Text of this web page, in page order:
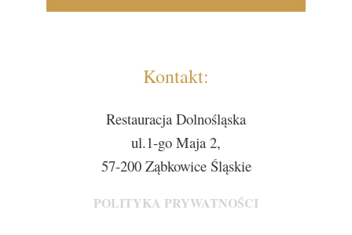
Kontakt:
Restauracja Dolnośląska
ul.1-go Maja 2,
57-200 Ząbkowice Śląskie
POLITYKA PRYWATNOŚCI